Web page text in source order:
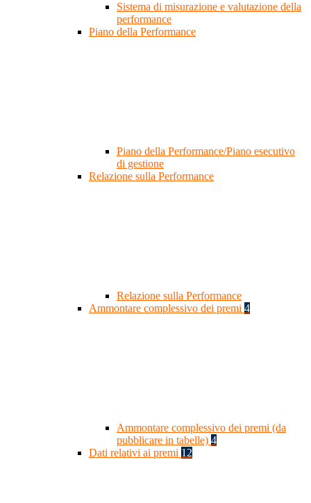
Sistema di misurazione e valutazione della
performance
Piano della Performance
Piano della Performance/Piano esecutivo
di gestione
Relazione sulla Performance
Relazione sulla Performance
Ammontare complessivo dei premi 4
Ammontare complessivo dei premi (da
pubblicare in tabelle) 4
Dati relativi ai premi 12